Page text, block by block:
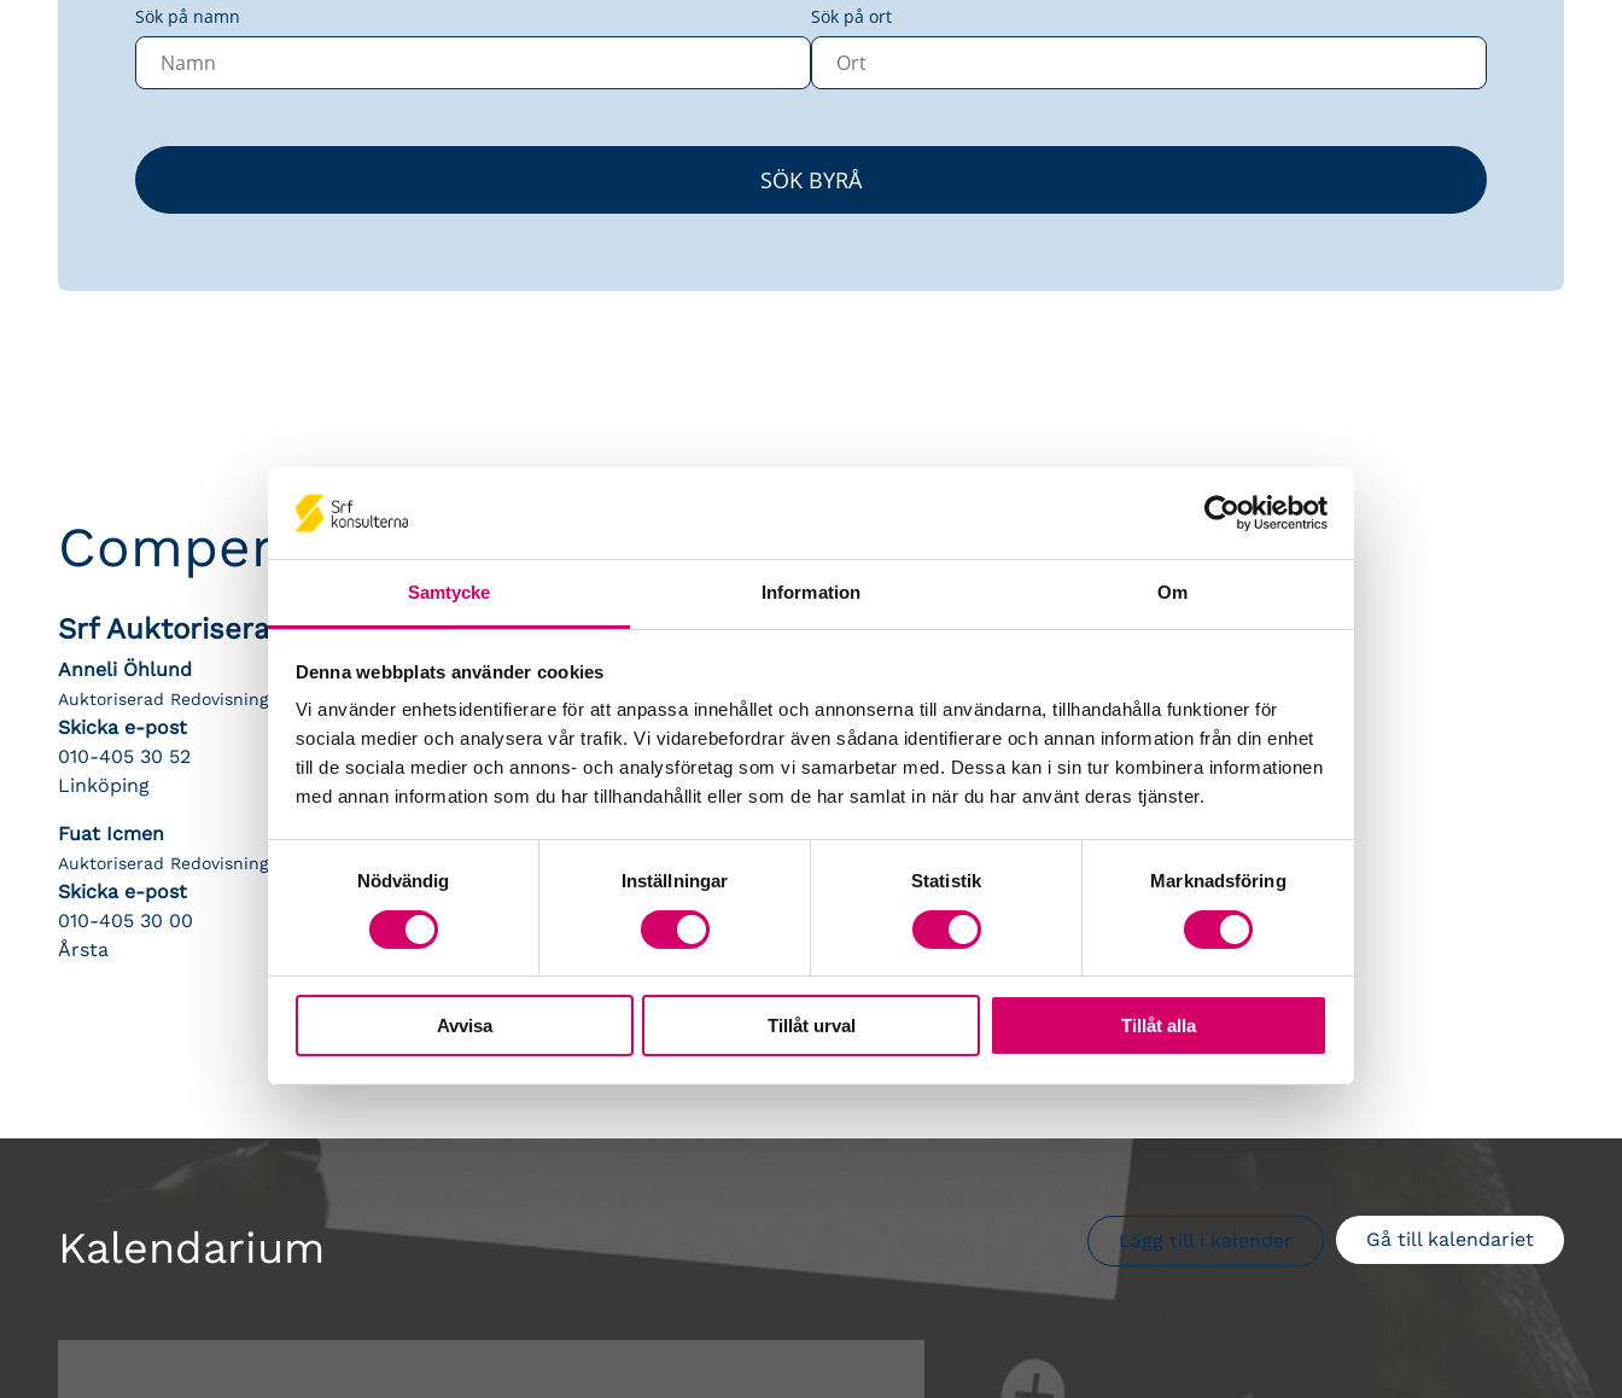
Samtycke Information Om
Denna webbplats använder cookies
Vi använder enhetsidentifierare för att anpassa innehållet och annonserna till användarna, tillhandahålla funktioner för
sociala medier och analysera vår trafik. Vi vidarebefordrar även sådana identifierare och annan information från din enhet
till de sociala medier och annons- och analysföretag som vi samarbetar med. Dessa kan i sin tur kombinera informationen
med annan information som du har tillhandahållit eller som de har samlat in när du har använt deras tjänster.
Nödvändig
Inställningar Statistik Marknadsföring
Avvisa Tillåt urval Tillåt alla
Sök på namn Sök på ort
Compentia AB
Srf Auktoriserade konsulter
Anneli Öhlund
Auktoriserad Redovisningskonsult
Skicka e-post
010-405 30 52
Linköping
Fuat Icmen
Auktoriserad Redovisningskonsult, Srf Certifierad Affärsrådgivare
Skicka e-post
010-405 30 00
Årsta
Kalendarium Gå till kalendariet
Lägg till i kalender